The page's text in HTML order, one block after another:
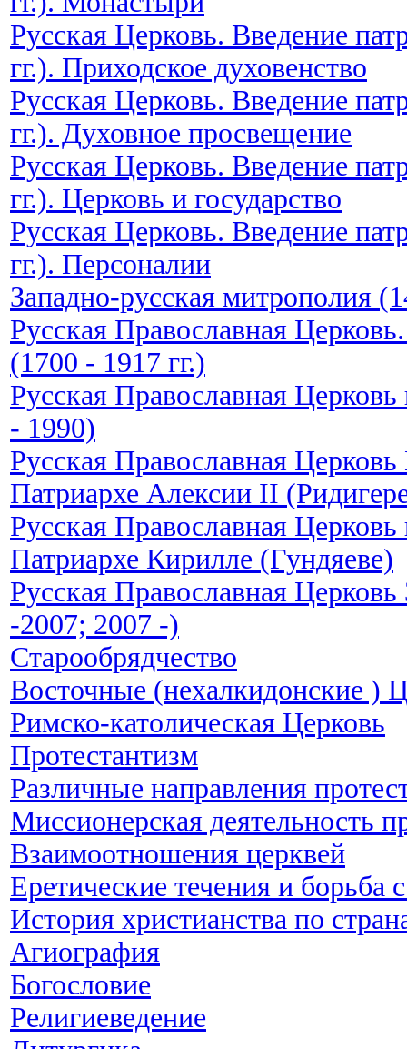
Русская Церковь. Введение
гг.). Приходское духовенство
Русская Церковь. Введение
гг.). Духовное просвещение
Русская Церковь. Введение
гг.). Церковь и государство
Русская Церковь. Введение
гг.). Персоналии
Западно-русская митрополия
Русская Православная
(1700 - 1917 гг.)
Русская Православная
- 1990)
Русская Православная
Патриархе Алексии II
Русская Православная
Патриархе Кирилле (Гундяеве)
Русская Православная
-2007; 2007 -)
Старообрядчество
Восточные (нехалкидонские )
Римско-католическая Церковь
Протестантизм
Различные направления
Миссионерская деятельность
Взаимоотношения церквей
Еретические течения и борьба
История христианства по
Агиография
Богословие
Религиеведение